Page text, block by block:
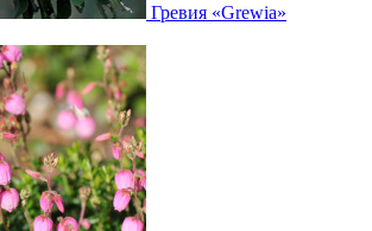
Гревия «Grewia»